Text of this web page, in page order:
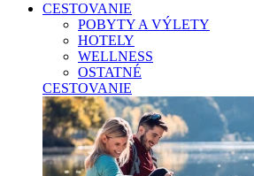
CESTOVANIE
POBYTY A VÝLETY
HOTELY
WELLNESS
OSTATNÉ
CESTOVANIE